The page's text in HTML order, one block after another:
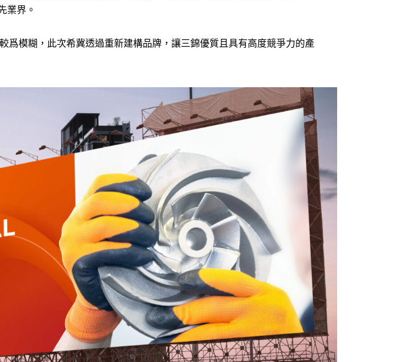
業界。
爲模糊，此次希冀透過重新建構品牌，讓三錦優質且具有高度競爭力的產